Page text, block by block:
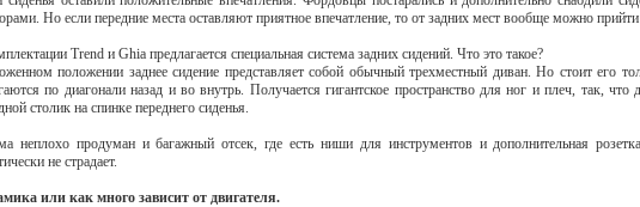
Но если передние места оставляют приятное впечатление, то от задних мест вообще можно прийти
Trend и Ghia предлагается специальная система задних сидений. Что это такое?
положении заднее сидение представляет собой обычный трехместный диван. Но стоит его
по диагонали назад и во внутрь. Получается гигантское пространство для ног и плеч, так,
столик на спинке переднего сиденья.
неплохо продуман и багажный отсек, где есть ниши для инструментов и дополнительная
не страдает.
или как много зависит от двигателя.